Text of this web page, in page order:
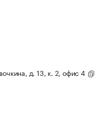
д. 13, к. 2, офис 4